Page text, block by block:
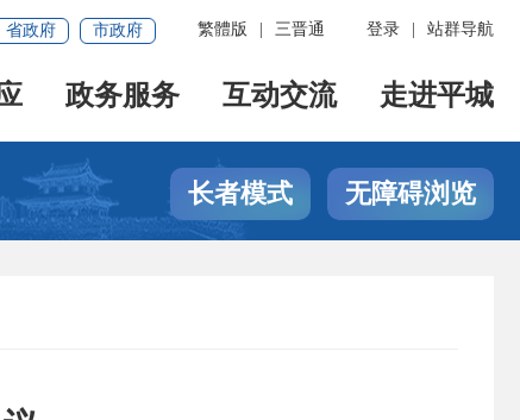
登录 站群导航
繁體版 三晋通
省政府 市政府
政务服务 互动交流 走进平城
长者模式 无障碍浏览